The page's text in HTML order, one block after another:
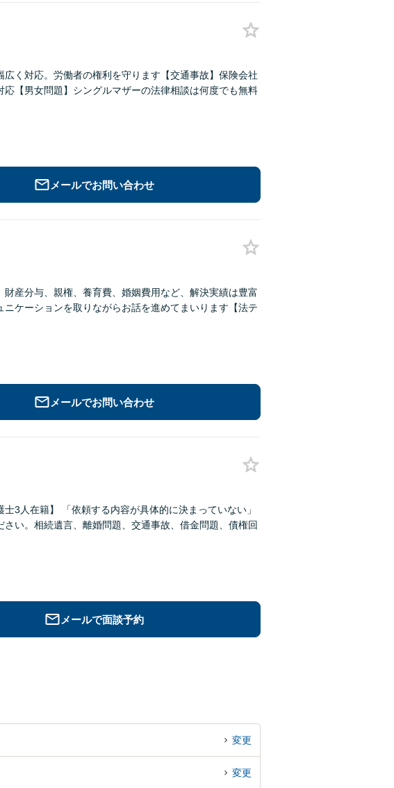
く対応。労働者の権利を守ります【交通事故】保険会社
【男女問題】シングルマザーの法律相談は何度でも無料
メールでお問い合わせ
産分与、親権、養育費、婚姻費用など、解決実績は豊富
ケーションを取りながらお話を進めてまいります【法テ
メールでお問い合わせ
3人在籍】 「依頼する内容が具体的に決まっていない」
い。相続遺言、離婚問題、交通事故、借金問題、債権回
メールで面談予約
変更
変更